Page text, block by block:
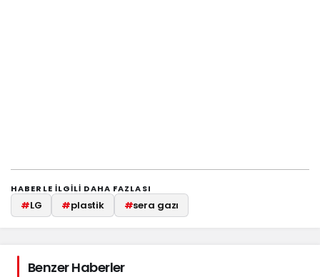
HABERLE ILGILI DAHA FAZLASI
#LG #plastik #sera gazı
Benzer Haberler